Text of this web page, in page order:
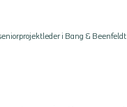
i Bang & Beenfeldt